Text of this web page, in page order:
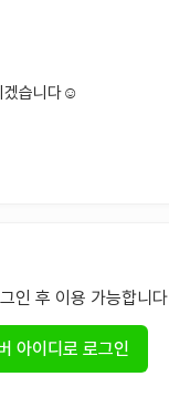
겠습니다☺️
인 후 이용 가능합니다
아이디로 로그인